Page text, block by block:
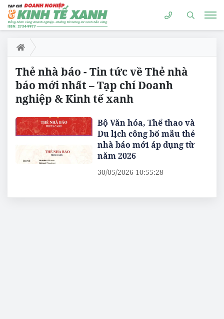
Thẻ nhà báo - Tin tức về Thẻ nhà
báo mới nhất – Tạp chí Doanh
nghiệp & Kinh tế xanh
Bộ Văn hóa, Thể thao và
Du lịch công bố mẫu thẻ
nhà báo mới áp dụng từ
năm 2026
30/05/2026 10:55:28